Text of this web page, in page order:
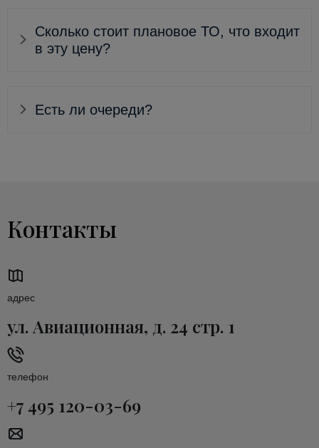
Сколько стоит плановое ТО, что входит
в эту цену?
Есть ли очереди?
Контакты
адрес
ул. Авиационная, д. 24 стр. 1
телефон
+7 495 120-03-69